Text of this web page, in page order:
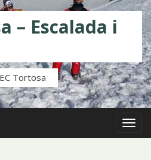
– Escalada i
Tortosa
Menú